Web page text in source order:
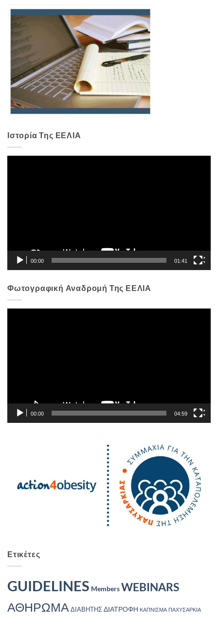
Ιστορία Της ΕΕΛΙΑ
00:00 01:41
Φωτογραφική Αναδρομή Της ΕΕΛΙΑ
00:00 04:59
Ετικέτες
GUIDELINES MembersWEBINARS
ΑΘΗΡΩΜΑ ΔΙΑΒΗΤΗΣ ΔΙΑΤΡΟΦΗ ΚΑΠΝΙΣΜΑ ΠΑΧΥΣΑΡΚΙΑ